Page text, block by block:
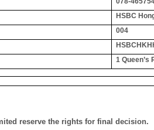
HSBC
004
1 Queen’s
reserve the rights for final decision.